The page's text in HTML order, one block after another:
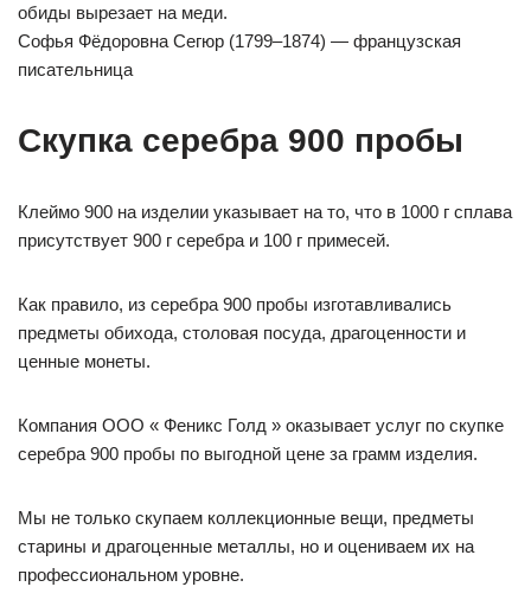
обиды вырезает на меди.
Софья Фёдоровна Сегюр (1799–1874) — французская
писательница
Скупка серебра 900 пробы
Клеймо 900 на изделии указывает на то, что в 1000 г сплава
присутствует 900 г серебра и 100 г примесей.
Как правило, из серебра 900 пробы изготавливались
предметы обихода, столовая посуда, драгоценности и
ценные монеты.
Компания ООО « Феникс Голд » оказывает услуг по скупке
серебра 900 пробы по выгодной цене за грамм изделия.
Мы не только скупаем коллекционные вещи, предметы
старины и драгоценные металлы, но и оцениваем их на
профессиональном уровне.